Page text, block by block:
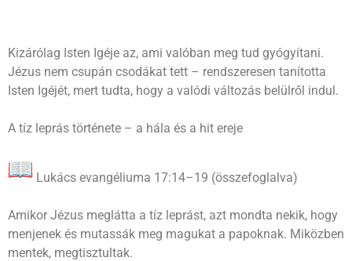
Kizárólag Isten Igéje az, ami valóban meg tud gyógyítani.
Jézus nem csupán csodákat tett – rendszeresen tanította
Isten Igéjét, mert tudta, hogy a valódi változás belülről indul.
A tíz leprás története – a hála és a hit ereje
Lukács evangéliuma 17:14–19 (összefoglalva)
Amikor Jézus meglátta a tíz leprást, azt mondta nekik, hogy
menjenek és mutassák meg magukat a papoknak. Miközben
mentek, megtisztultak.